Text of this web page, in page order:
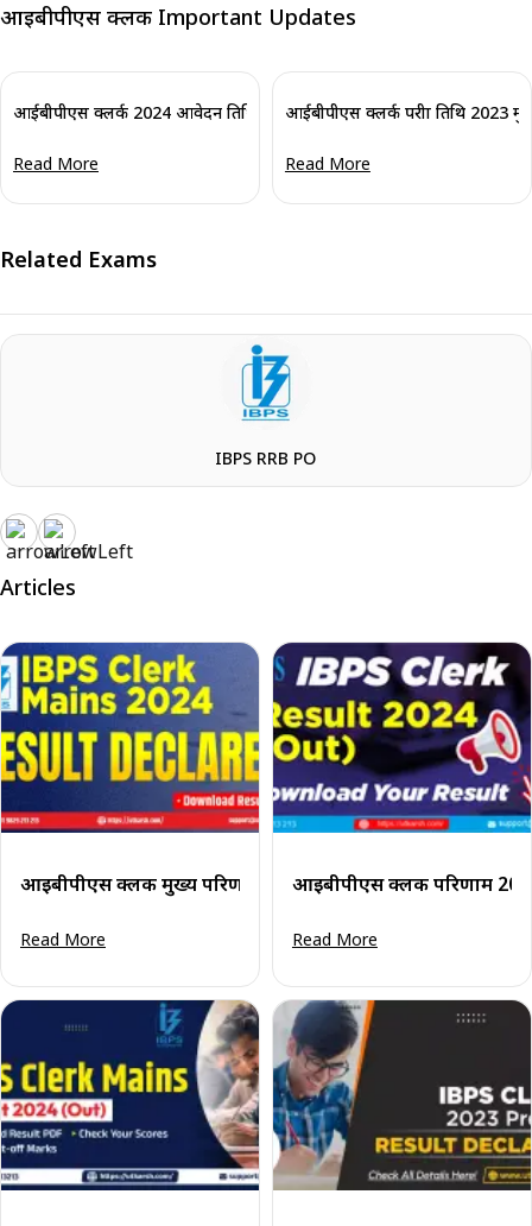
आईबीपीएस क्लर्क Important Updates
आईबीपीएस क्लर्क 2024 आवेदन तिथि बढ़ाई गई: 28 जुलाई 2024 तक करें आवेदन
Read More
आईबीपीएस क्लर्क परीक्षा तिथि 2023
Read More
Related Exams
IBPS RRB PO
Articles
आईबीपीएस क्लर्क मुख्य परिणाम 2024 (घोषित): अपना परिणाम
Read More
आईबीपीएस क्लर्क परिणाम
Read More